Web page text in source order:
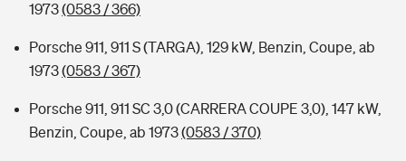
1973(0583 / 366)
Porsche 911, 911 S (TARGA), 129 kW, Benzin, Coupe, ab
1973(0583 / 367)
Porsche 911, 911 SC 3,0 (CARRERA COUPE 3,0), 147 kW,
Benzin, Coupe, ab 1973(0583 / 370)